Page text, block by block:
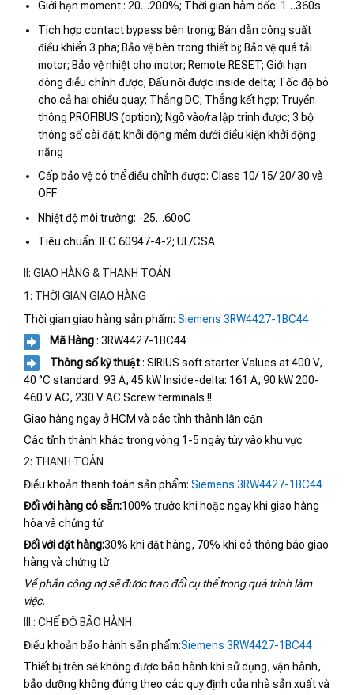
Giới hạn moment : 20…200%; Thời gian hàm dốc: 1…360s
Tích hợp contact bypass bên trong; Bán dẫn công suất
điều khiển 3 pha; Bảo vệ bên trong thiết bị; Bảo vệ quá tải
motor; Bảo vệ nhiệt cho motor; Remote RESET; Giới hạn
dòng điều chỉnh được; Đấu nối được inside delta; Tốc độ bò
cho cả hai chiều quay; Thắng DC; Thắng kết hợp; Truyền
thông PROFIBUS (option); Ngõ vào/ra lập trình được; 3 bộ
thông số cài đặt; khởi động mềm dưới điều kiện khởi động
nặng
Cấp bảo vệ có thể điều chỉnh được: Class 10/ 15/ 20/ 30 và
OFF
Nhiệt độ môi trường: -25…60oC
Tiêu chuẩn: IEC 60947-4-2; UL/CSA
II: GIAO HÀNG & THANH TOÁN
1: THỜI GIAN GIAO HÀNG
Thời gian giao hàng sản phẩm: Siemens 3RW4427-1BC44
Mã Hàng: 3RW4427-1BC44
Thông số kỹ thuật: SIRIUS soft starter Values at 400 V,
40 °C standard: 93 A, 45 kW Inside-delta: 161 A, 90 kW 200-
460 V AC, 230 V AC Screw terminals !!
Giao hàng ngay ở HCM và các tỉnh thành lân cận
Các tỉnh thành khác trong vòng 1-5 ngày tùy vào khu vực
2: THANH TOÁN
Điều khoản thanh toán sản phẩm: Siemens 3RW4427-1BC44
Đối với hàng có sẵn:100% trước khi hoặc ngay khi giao hàng
hóa và chứng từ
Đối với đặt hàng:30% khi đặt hàng, 70% khi có thông báo giao
hàng và chứng từ
Về phần công nợ sẽ được trao đổi cụ thể trong quá trình làm
việc.
III : CHẾ ĐỘ BẢO HÀNH
Điều khoản bảo hành sản phẩm:Siemens 3RW4427-1BC44
Thiết bị trên sẽ không được bảo hành khi sử dụng, vận hành,
bảo dưỡng không đúng theo các quy định của nhà sản xuất và